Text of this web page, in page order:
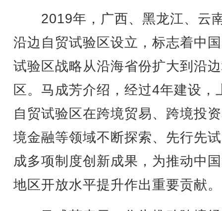
2019年，广西、黑龙江、云
沿边自贸试验区设立，标志着中
试验区战略从沿海省份扩大到沿
区。马成芳介绍，经过4年建设，
自贸试验区在跨境贸易、跨境投
境金融等领域不断探索、先行先
成多项制度创新成果，为推动中
地区开放水平提升作出重要贡献。